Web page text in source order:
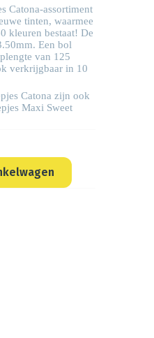
Catona-assortiment
tinten, waarmee
kleuren bestaat! De
Een bol
van 125
verkrijgbaar in 10
Catona zijn ook
Maxi Sweet